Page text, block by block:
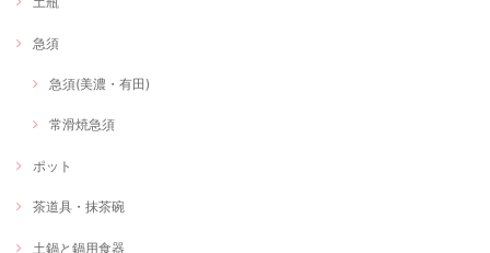
急須
急須(美濃・有田)
常滑焼急須
ポット
茶道具・抹茶碗
土鍋と鍋用食器